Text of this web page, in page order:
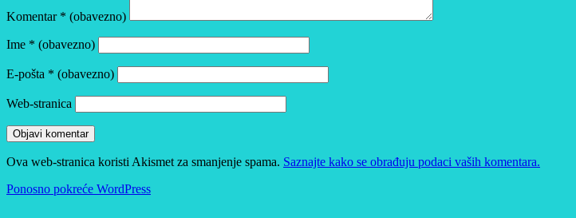
Komentar * (obavezno)
Ime * (obavezno)
E-pošta * (obavezno)
Web-stranica
Ova web-stranica koristi Akismet za smanjenje spama. Saznajte kako se obrađuju podaci vaših komentara.
Ponosno pokreće WordPress